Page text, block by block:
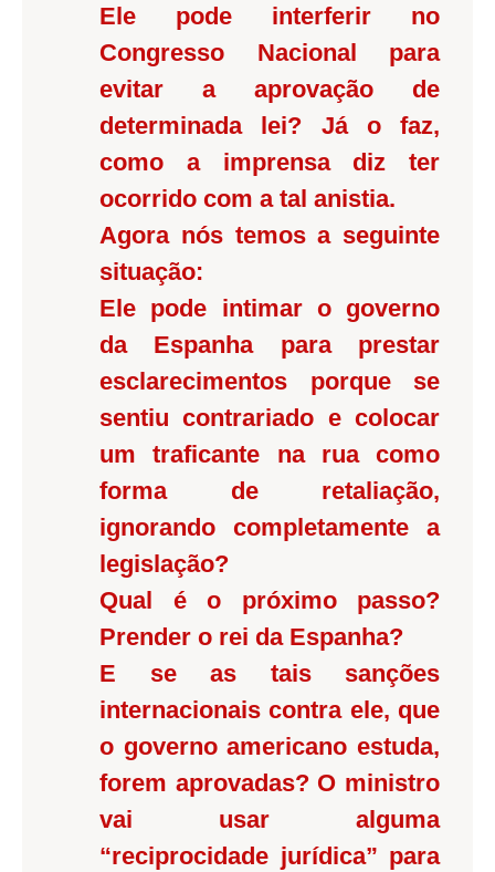
Ele pode interferir no
Congresso Nacional para
evitar a aprovação de
determinada lei? Já o faz,
como a imprensa diz ter
ocorrido com a tal anistia.
Agora nós temos a seguinte
situação:
Ele pode intimar o governo
da Espanha para prestar
esclarecimentos porque se
sentiu contrariado e colocar
um traficante na rua como
forma de retaliação,
ignorando completamente a
legislação?
Qual é o próximo passo?
Prender o rei da Espanha?
E se as tais sanções
internacionais contra ele, que
o governo americano estuda,
forem aprovadas? O ministro
vai usar alguma
“reciprocidade jurídica” para